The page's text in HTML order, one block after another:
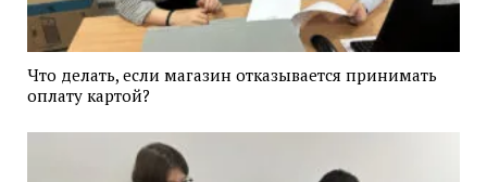
Что делать, если магазин отказывается принимать
оплату картой?